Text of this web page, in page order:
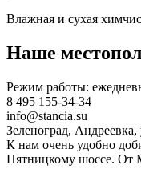
Влажная и сухая
Наше
Режим работы:
8 495 155-34-34
info@stancia.su
Зеленоград,
К нам очень удобно
Пятницкому шоссе.